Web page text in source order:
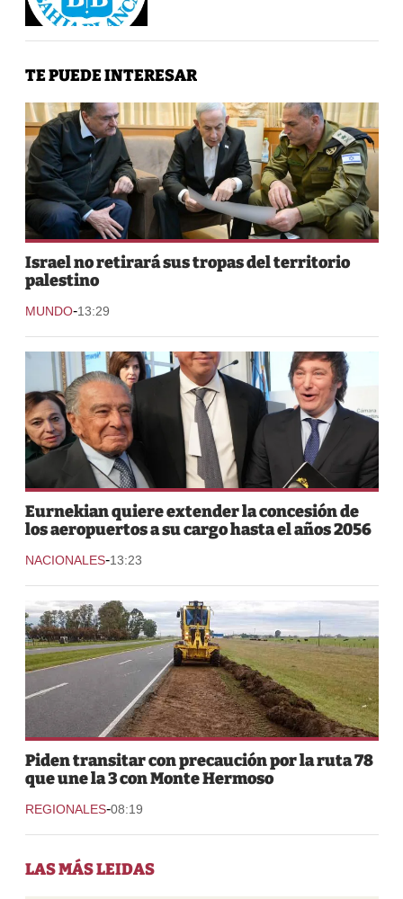
TE PUEDE INTERESAR
Israel no retirará sus tropas del territorio
palestino
MUNDO-13:29
Eurnekian quiere extender la concesión de
los aeropuertos a su cargo hasta el años 2056
NACIONALES-13:23
Piden transitar con precaución por la ruta 78
que une la 3 con Monte Hermoso
REGIONALES-08:19
LAS MÁS LEIDAS